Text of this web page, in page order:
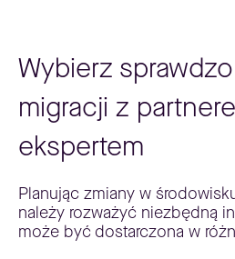
Wybierz
migracji z
ekspertem
Planując zmiany w
należy rozważyć niezbędną
może być dostarczona w